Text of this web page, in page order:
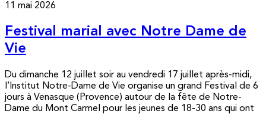
11 mai 2026
Festival marial avec Notre Dame de
Vie
Du dimanche 12 juillet soir au vendredi 17 juillet après-midi,
l’Institut Notre-Dame de Vie organise un grand Festival de 6
jours à Venasque (Provence) autour de la fête de Notre-
Dame du Mont Carmel pour les jeunes de 18-30 ans qui ont